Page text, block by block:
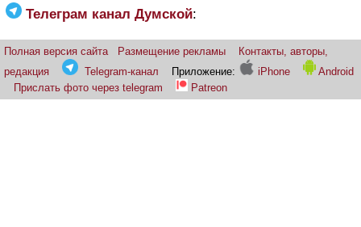
Телеграм канал Думской:
Полная версия сайта Размещение рекламы
Контакты, авторы,
редакция
Telegram-канал Приложение: iPhone
Android
Прислать фото через telegram
Patreon